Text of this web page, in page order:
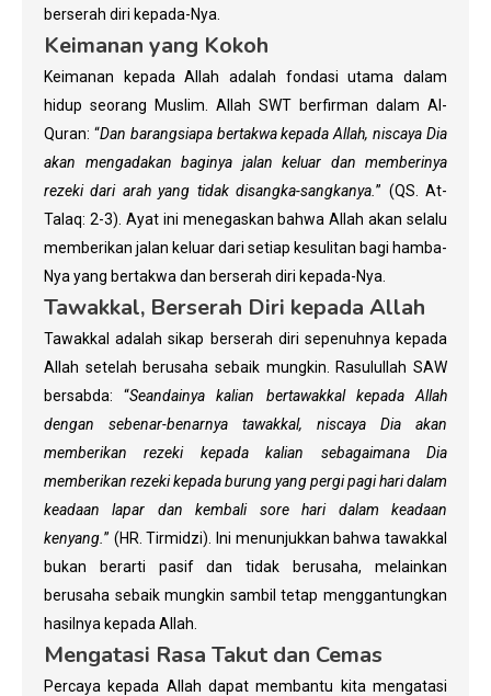
berserah diri kepada-Nya.
Keimanan yang Kokoh
Keimanan kepada Allah adalah fondasi utama dalam
hidup seorang Muslim. Allah SWT berfirman dalam Al-
Quran: “Dan barangsiapa bertakwa kepada Allah, niscaya Dia
akan mengadakan baginya jalan keluar dan memberinya
rezeki dari arah yang tidak disangka-sangkanya.” (QS. At-
Talaq: 2-3). Ayat ini menegaskan bahwa Allah akan selalu
memberikan jalan keluar dari setiap kesulitan bagi hamba-
Nya yang bertakwa dan berserah diri kepada-Nya.
Tawakkal, Berserah Diri kepada Allah
Tawakkal adalah sikap berserah diri sepenuhnya kepada
Allah setelah berusaha sebaik mungkin. Rasulullah SAW
bersabda: “Seandainya kalian bertawakkal kepada Allah
dengan sebenar-benarnya tawakkal, niscaya Dia akan
memberikan rezeki kepada kalian sebagaimana Dia
memberikan rezeki kepada burung yang pergi pagi hari dalam
keadaan lapar dan kembali sore hari dalam keadaan
kenyang. ” (HR. Tirmidzi). Ini menunjukkan bahwa tawakkal
bukan berarti pasif dan tidak berusaha, melainkan
berusaha sebaik mungkin sambil tetap menggantungkan
hasilnya kepada Allah.
Mengatasi Rasa Takut dan Cemas
Percaya kepada Allah dapat membantu kita mengatasi